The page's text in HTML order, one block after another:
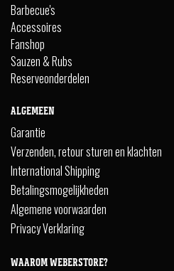
Barbecue's
Accessoires
Fanshop
Sauzen & Rubs
Reserveonderdelen
ALGEMEEN
Garantie
Verzenden, retour sturen en klachten
International Shipping
Betalingsmogelijkheden
Algemene voorwaarden
Privacy Verklaring
WAAROM WEBERSTORE?